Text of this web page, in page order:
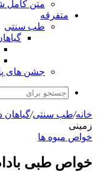
متن کامل
متفرقه
طب سنتی
جشن های
خانه/طب سنتی/گیاهان
زمینی
خواص میوه ها
خواص طبی